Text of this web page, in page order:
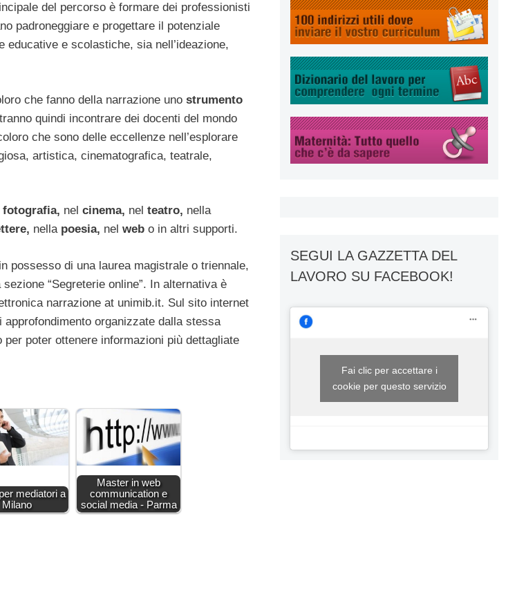
del percorso è formare dei professionisti
padroneggiare e progettare il potenziale
e scolastiche, sia nell’ideazione,
che fanno della narrazione uno strumento
quindi incontrare dei docenti del mondo
che sono delle eccellenze nell’esplorare
artistica, cinematografica, teatrale,
fotografia, nel cinema, nel teatro, nella
nella poesia, nel web o in altri supporti.
possesso di una laurea magistrale o triennale,
“Segreterie online”. In alternativa è
narrazione at unimib.it. Sul sito internet
organizzate dalla stessa
poter ottenere informazioni più dettagliate
mediatori a
Milano
Master in web
communication e
social media - Parma
SEGUI LA GAZZETTA DEL
LAVORO SU FACEBOOK!
Fai clic per accettare i
cookie per questo servizio